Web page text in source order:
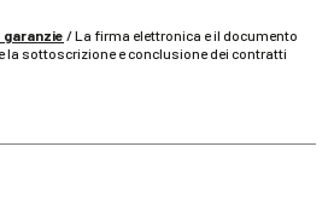
/La firma elettronica e il documento
sottoscrizione e conclusione dei contratti